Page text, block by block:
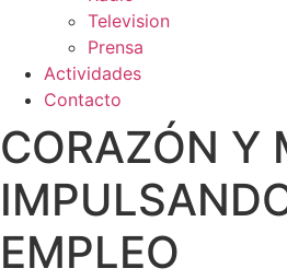
Television
Prensa
Actividades
Contacto
CORAZÓN Y
EMPLEO